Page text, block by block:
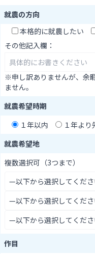
就農の方向
本格的に就農したい
その他記入欄：
※申し訳ありませんが、余
ません。
就農希望時期
１年以内
１年より
就農希望地
複数選択可（3つまで）
作目